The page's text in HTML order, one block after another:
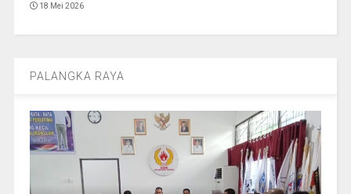
18 Mei 2026
PALANGKA RAYA